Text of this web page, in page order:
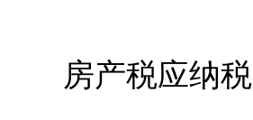
房产税应纳税